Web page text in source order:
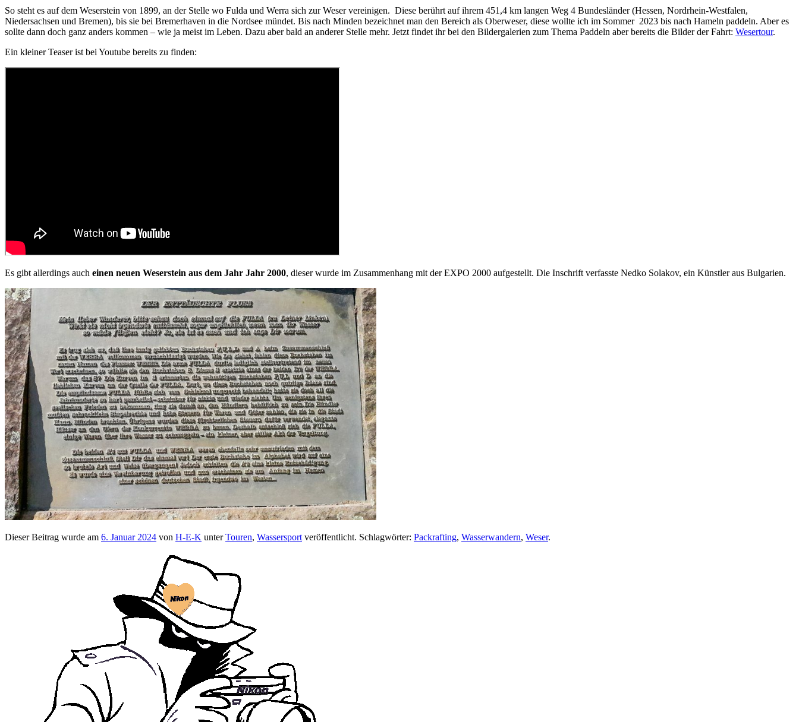
So steht es auf dem Weserstein von 1899, an der Stelle wo Fulda und Werra sich zur Weser vereinigen. Diese berührt auf ihrem 451,4 km langen Weg 4 Bundesländer (Hessen, Nordrhein-Westfalen,
Niedersachsen und Bremen), bis sie bei Bremerhaven in die Nordsee mündet. Bis nach Minden bezeichnet man den Bereich als Oberweser, diese wollte ich im Sommer 2023 bis nach Hameln paddeln. Aber es
sollte dann doch ganz anders kommen – wie ja meist im Leben. Dazu aber bald an anderer Stelle mehr. Jetzt findet ihr bei den Bildergalerien zum Thema Paddeln aber bereits die Bilder der Fahrt: Wesertour.
Ein kleiner Teaser ist bei Youtube bereits zu finden:
Es gibt allerdings auch einen neuen Weserstein aus dem Jahr Jahr 2000, dieser wurde im Zusammenhang mit der EXPO 2000 aufgestellt. Die Inschrift verfasste Nedko Solakov, ein Künstler aus Bulgarien.
Dieser Beitrag wurde am 6. Januar 2024 von H-E-K unterTouren, Wassersportveröffentlicht. Schlagwörter: Packrafting, Wasserwandern, Weser.